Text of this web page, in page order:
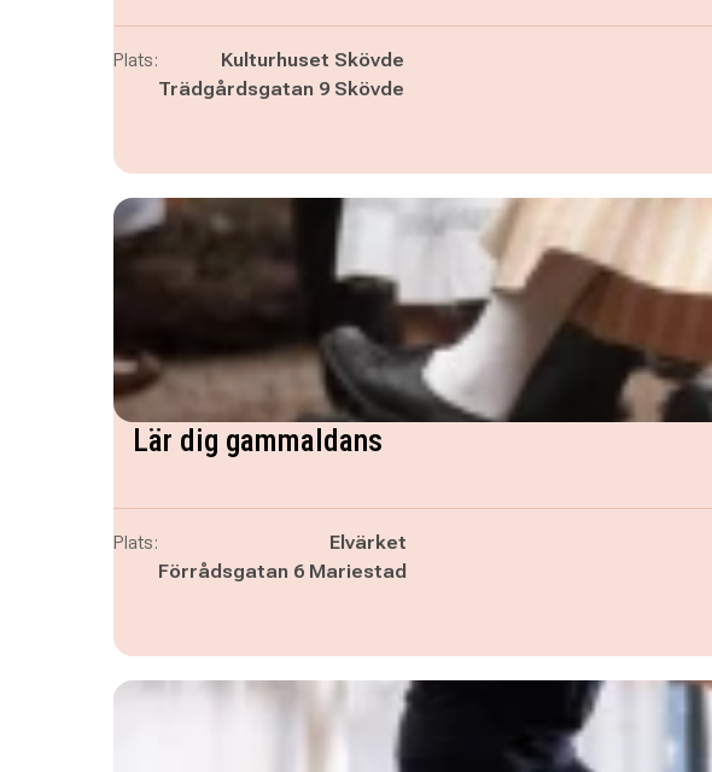
Plats:
Kulturhuset Skövde
Trädgårdsgatan 9 Skövde
Lär dig gammaldans
Plats:
Elvärket
Förrådsgatan 6 Mariestad